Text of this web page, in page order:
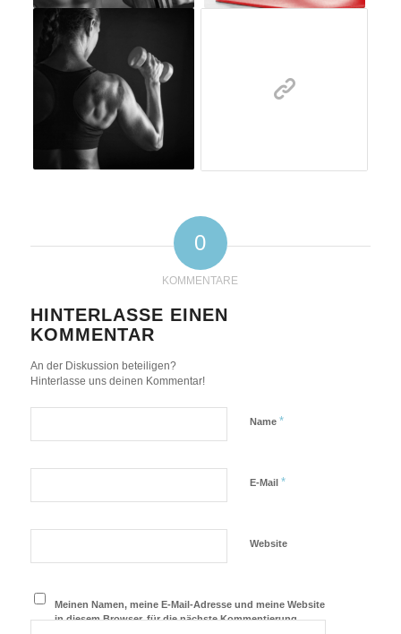
0
KOMMENTARE
HINTERLASSE EINEN
KOMMENTAR
An der Diskussion beteiligen?
Hinterlasse uns deinen Kommentar!
Name *
E-Mail *
Website
Meinen Namen, meine E-Mail-Adresse und meine Website
in diesem Browser, für die nächste Kommentierung,